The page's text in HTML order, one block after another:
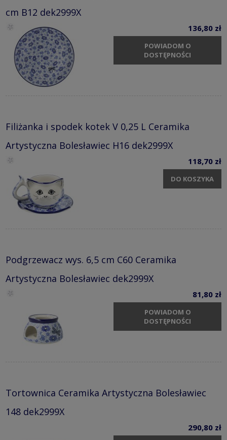
cm B12 dek2999X
136,80 zł
POWIADOM O
DOSTĘPNOŚCI
Filiżanka i spodek kotek V 0,25 L Ceramika
Artystyczna Bolesławiec H16 dek2999X
118,70 zł
DO KOSZYKA
Podgrzewacz wys. 6,5 cm C60 Ceramika
Artystyczna Bolesławiec dek2999X
81,80 zł
POWIADOM O
DOSTĘPNOŚCI
Tortownica Ceramika Artystyczna Bolesławiec
148 dek2999X
290,80 zł